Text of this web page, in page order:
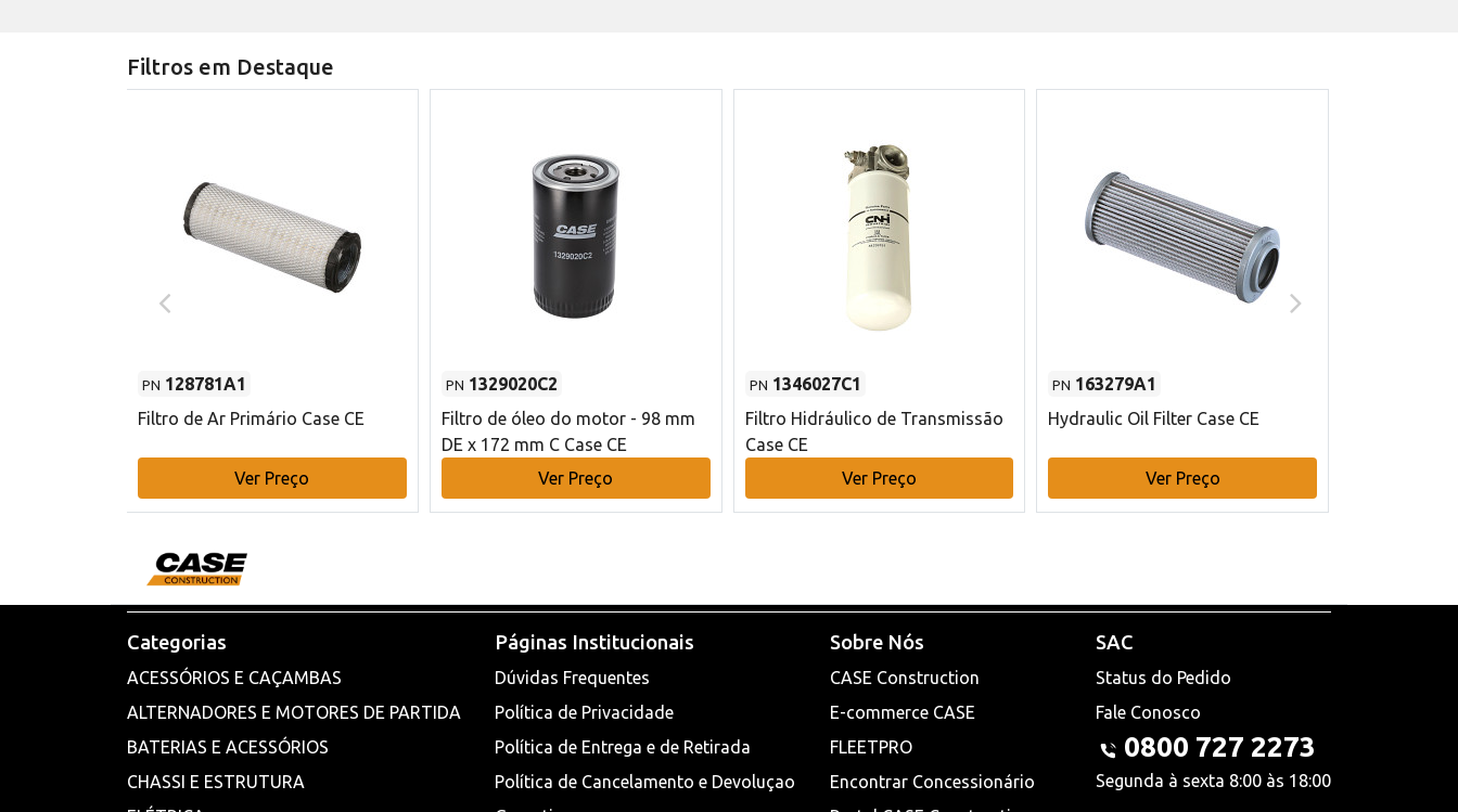
Filtros em Destaque
PN 128781A1
Filtro de Ar Primário Case CE
Ver Preço
PN 1329020C2
Filtro de óleo do motor - 98 mm
DE x 172 mm C Case CE
Ver Preço
PN 1346027C1
Filtro Hidráulico de Transmissão
Case CE
Ver Preço
PN 163279A1
Hydraulic Oil Filter Case CE
Ver Preço
Categorias
ACESSÓRIOS E CAÇAMBAS
ALTERNADORES E MOTORES DE PARTIDA
BATERIAS E ACESSÓRIOS
CHASSI E ESTRUTURA
Páginas Institucionais
Dúvidas Frequentes
Política de Privacidade
Política de Entrega e de Retirada
Política de Cancelamento e Devoluçao
Sobre Nós
CASE Construction
E-commerce CASE
FLEETPRO
Encontrar Concessionário
SAC
Status do Pedido
Fale Conosco
0800 727 2273
Segunda à sexta 8:00 às 18:00